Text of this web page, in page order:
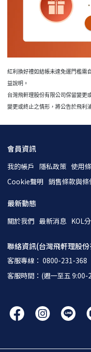
紅利換好禮如結帳未達免運門檻需
益說明。
台灣飛軒理股份有限公司保留變更
變更或終止之情形，將公告於飛利
會員資訊
我的帳戶 隱私政策 使用
Cookie聲明 銷售條款與條
最新動態
關於我們 最新消息 KOL
聯絡資訊(台灣飛軒理股
客服專線： 0800-231-368
客服時間：(週一至五